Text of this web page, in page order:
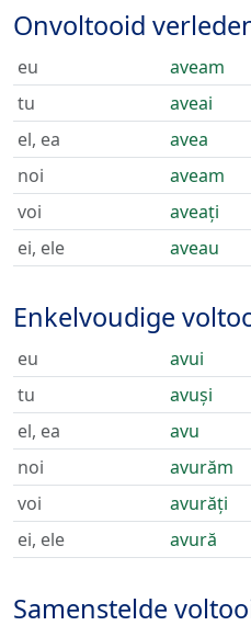
Onvoltooid
eu
aveam
tu
aveai
el, ea
avea
noi
aveam
voi
aveați
ei, ele
aveau
Enkelvoudige
eu
avui
tu
avuși
el, ea
avu
noi
avurăm
voi
avurăți
ei, ele
avură
Samenstelde